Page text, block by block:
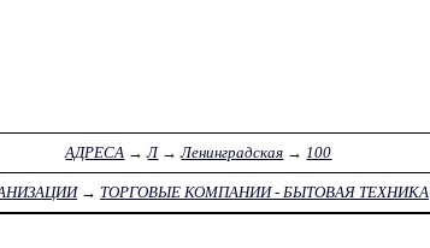
АДРЕСА →Л→Ленинградская →100
→ ТОРГОВЫЕ КОМПАНИИ - БЫТОВАЯ ТЕХНИКА